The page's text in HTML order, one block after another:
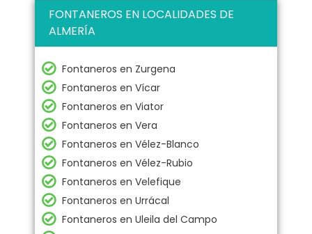
FONTANEROS EN LOCALIDADES DE
ALMERÍA
Fontaneros en Zurgena
Fontaneros en Vícar
Fontaneros en Viator
Fontaneros en Vera
Fontaneros en Vélez-Blanco
Fontaneros en Vélez-Rubio
Fontaneros en Velefique
Fontaneros en Urrácal
Fontaneros en Uleila del Campo